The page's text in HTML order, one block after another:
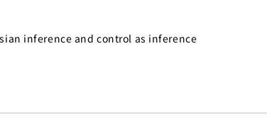
inference and control as inference